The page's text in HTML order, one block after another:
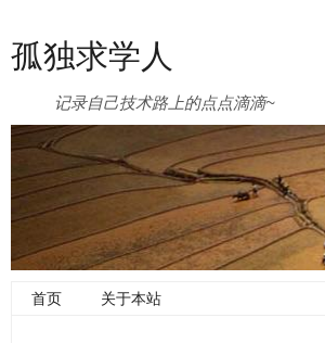
孤独求学人
记录自己技术路上的点点滴滴~
首页 关于本站